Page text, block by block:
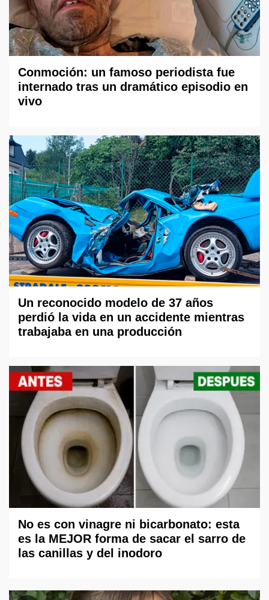
Conmoción: un famoso periodista fue
internado tras un dramático episodio en
vivo
Un reconocido modelo de 37 años
perdió la vida en un accidente mientras
trabajaba en una producción
No es con vinagre ni bicarbonato: esta
es la MEJOR forma de sacar el sarro de
las canillas y del inodoro